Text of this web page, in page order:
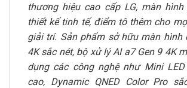
thương hiệu cao cấp LG, màn
thiết kế tinh tế, điểm tô thêm cho
giải trí. Sản phẩm sở hữu màn hình
4K sắc nét, bộ xử lý AI a7 Gen 9 4K
dụng các công nghệ như Mini
cao, Dynamic QNED Color Pro